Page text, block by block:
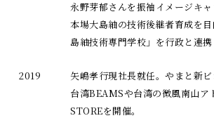
永野芽郁さんを振袖イメージキャ
本場大島紬の技術後継者育成を
島紬技術専門学校」を行政と連携
2019
矢嶋孝行現社長就任。やまと新ビ
台湾BEAMSや台湾の微風南山ア
STOREを開催。